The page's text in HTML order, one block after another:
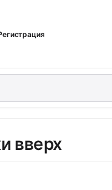
вверх